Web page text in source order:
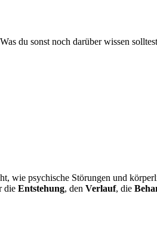
du sonst noch darüber wissen
wie psychische Störungen und
die Entstehung, den Verlauf, die